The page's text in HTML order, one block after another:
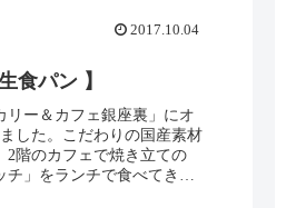
2017.10.04
食パン 】
リー＆カフェ銀座裏」にオ
した。こだわりの国産素材
2階のカフェで焼き立ての
チ」をランチで食べてきま